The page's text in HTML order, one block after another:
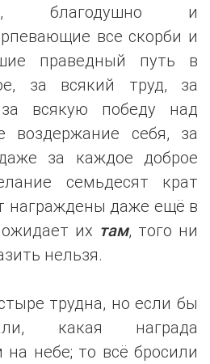
благодушно и
все скорби и
праведный путь в
за всякий труд, за
всякую победу над
воздержание себя, за
за каждое доброе
семьдесят крат
награждены даже ещё в
их там, того ни
нельзя.
трудна, но если бы
какая награда
небе; то всё бросили